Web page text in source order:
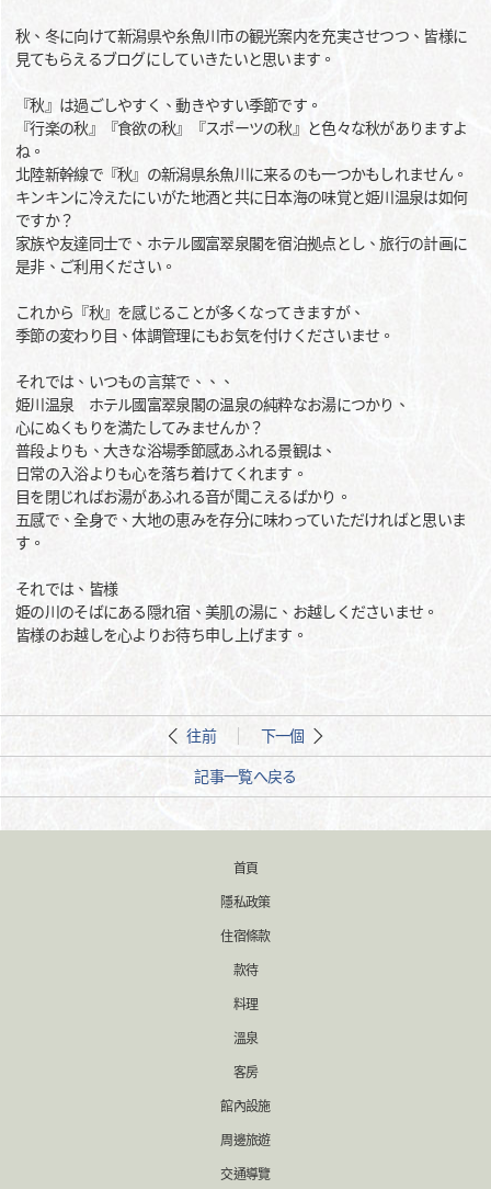
秋、冬に向けて新潟県や糸魚川市の観光案内を充実させつつ、皆様に
見てもらえるブログにしていきたいと思います。
『秋』は過ごしやすく、動きやすい季節です。
『行楽の秋』『食欲の秋』『スポーツの秋』と色々な秋がありますよ
ね。
北陸新幹線で『秋』の新潟県糸魚川に来るのも一つかもしれません。
キンキンに冷えたにいがた地酒と共に日本海の味覚と姫川温泉は如何
ですか？
家族や友達同士で、ホテル國富翠泉閣を宿泊拠点とし、旅行の計画に
是非、ご利用ください。
これから『秋』を感じることが多くなってきますが、
季節の変わり目、体調管理にもお気を付けくださいませ。
それでは、いつもの言葉で、、、
姫川温泉 ホテル國富翠泉閣の温泉の純粋なお湯につかり、
心にぬくもりを満たしてみませんか？
普段よりも、大きな浴場季節感あふれる景観は、
日常の入浴よりも心を落ち着けてくれます。
目を閉じればお湯があふれる音が聞こえるばかり。
五感で、全身で、大地の恵みを存分に味わっていただければと思いま
す。
それでは、皆様
姫の川のそばにある隠れ宿、美肌の湯に、お越しくださいませ。
皆様のお越しを心よりお待ち申し上げます。
往前 下一個
記事一覧へ戻る
首頁
隱私政策
住宿條款
款待
料理
溫泉
客房
館內設施
周邊旅遊
交通導覽